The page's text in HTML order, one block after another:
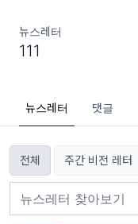
뉴스레터
111
뉴스레터 댓글
전체 주간 비전 레터